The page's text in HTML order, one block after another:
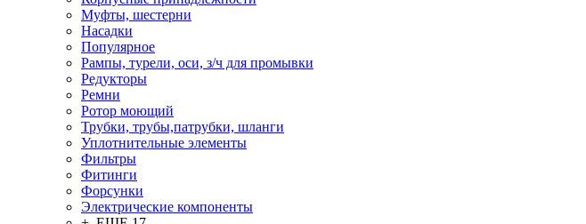
Муфты, шестерни
Насадки
Популярное
Рампы, турели, оси, з/ч для промывки
Редукторы
Ремни
Ротор моющий
Трубки, трубы,патрубки, шланги
Уплотнительные элементы
Фильтры
Фитинги
Форсунки
Электрические компоненты